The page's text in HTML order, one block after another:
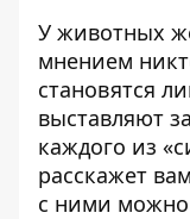
У животных
мнением
становятся
выставляют
каждого из
расскажет
с ними можно